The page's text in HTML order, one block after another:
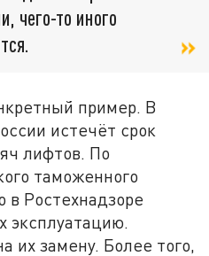
чего-то иного
пример. В
истечёт срок
лифтов. По
таможенного
в Ростехнадзоре
эксплуатацию.
их замену. Более того,